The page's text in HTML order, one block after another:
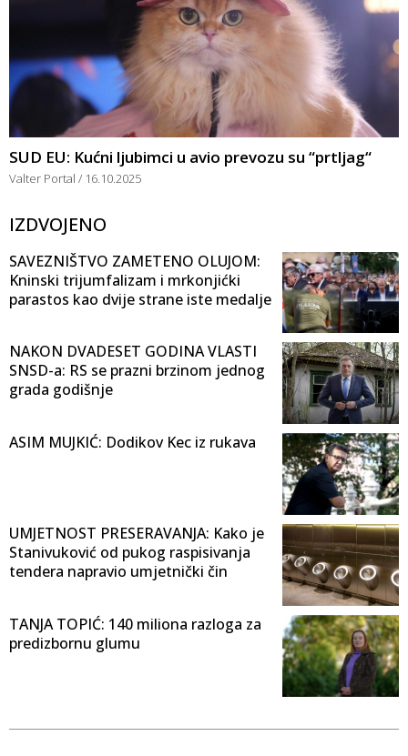
SUD EU: Kućni ljubimci u avio prevozu su “prtljag“
Valter Portal 16.10.2025
IZDVOJENO
SAVEZNIŠTVO ZAMETENO OLUJOM:
Kninski trijumfalizam i mrkonjićki
parastos kao dvije strane iste medalje
NAKON DVADESET GODINA VLASTI
SNSD-a: RS se prazni brzinom jednog
grada godišnje
ASIM MUJKIĆ: Dodikov Kec iz rukava
UMJETNOST PRESERAVANJA: Kako je
Stanivuković od pukog raspisivanja
tendera napravio umjetnički čin
TANJA TOPIĆ: 140 miliona razloga za
predizbornu glumu